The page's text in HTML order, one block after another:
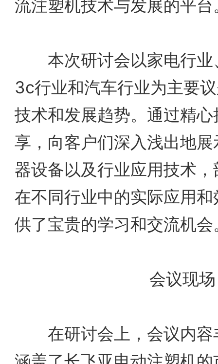
流注塑机技术与发展的平台
本次研讨会以家电行业
3c行业和汽车行业为主要
技术和发展趋势。通过精
享，向客户们深入浅出地
器设备以及行业应用技术
在不同行业中的实际应用
供了宝贵的学习和交流机会
会议现场
在研讨会上，会议内容